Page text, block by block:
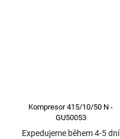
Kompresor 415/10/50 N -
GU50053
Expedujeme během 4-5 dní